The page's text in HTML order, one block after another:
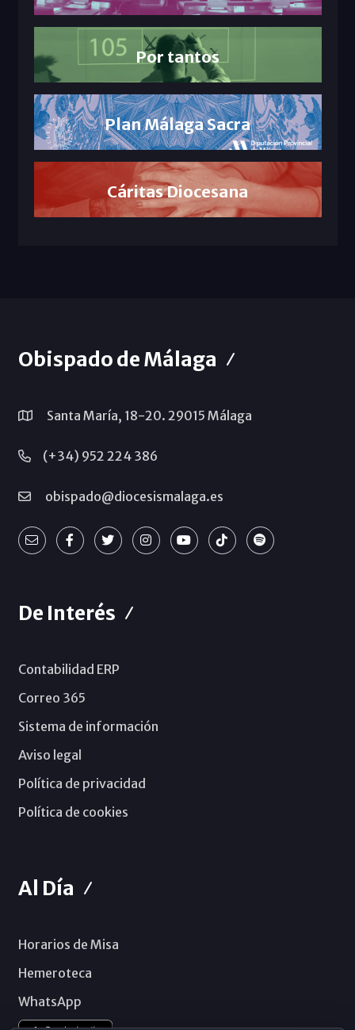
Por tantos
Plan Málaga Sacra
Cáritas Diocesana
Obispado de Málaga
Santa María, 18-20. 29015 Málaga
(+34) 952 224 386
obispado@diocesismalaga.es
De Interés
Contabilidad ERP
Correo 365
Sistema de información
Aviso legal
Política de privacidad
Política de cookies
Al Día
Horarios de Misa
Hemeroteca
WhatsApp